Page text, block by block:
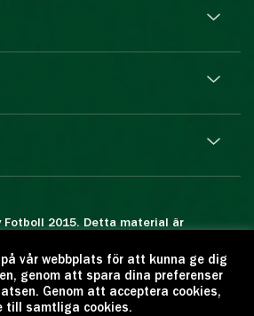
Fotboll 2015. Detta material är
annan kopiering är förbjuden.
gärna men ange källan:
Ansvarig utgivare:
vår webbplats för att kunna ge dig
genom att spara dina preferenser
Genom att acceptera cookies,
till samtliga cookies.